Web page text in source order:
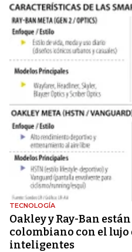
TECNOLOGÍA
Oakley y Ray-Ban
colombiano con el lujo
inteligentes